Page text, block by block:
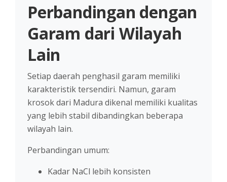
Perbandingan dengan
Garam dari Wilayah
Lain
Setiap daerah penghasil garam memiliki
karakteristik tersendiri. Namun, garam
krosok dari Madura dikenal memiliki kualitas
yang lebih stabil dibandingkan beberapa
wilayah lain.
Perbandingan umum:
Kadar NaCl lebih konsisten